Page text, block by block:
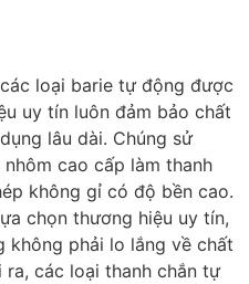
loại barie tự động được
uy tín luôn đảm bảo chất
lâu dài. Chúng sử
cao cấp làm thanh
không gỉ có độ bền cao.
chọn thương hiệu uy tín,
không phải lo lắng về chất
ra, các loại thanh chắn tự